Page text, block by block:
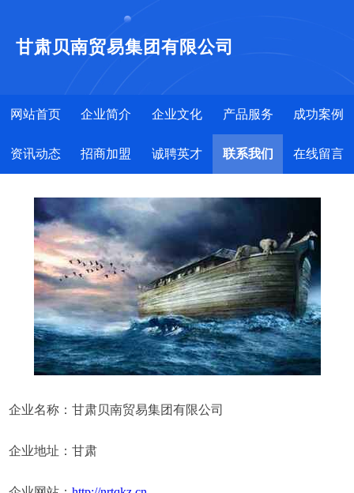
甘肃贝南贸易集团有限公司
网站首页 企业简介 企业文化 产品服务 成功案例
资讯动态 招商加盟 诚聘英才 联系我们 在线留言
企业名称：甘肃贝南贸易集团有限公司
企业地址：甘肃